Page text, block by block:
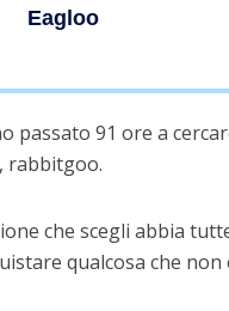
per Cane Adulto
Eagloo
passato 91 ore a
rabbitgoo.
che scegli abbia
qualcosa che non